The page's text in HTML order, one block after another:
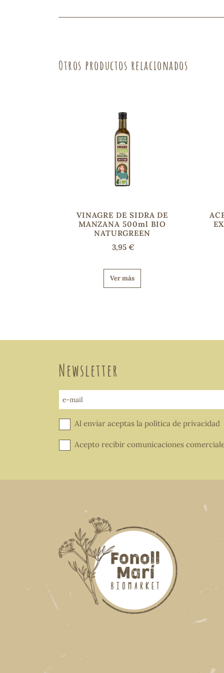
Otros productos relacionados
VINAGRE DE SIDRA DE
MANZANA 500ml BIO
NATURGREEN
3,95 €
Ver más
Newsletter
e-mail
Al enviar aceptas la política de privacidad
Acepto recibir comunicaciones